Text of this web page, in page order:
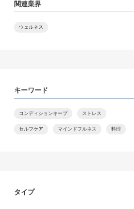
関連業界
ウェルネス
キーワード
コンディションキープ ストレス
セルフケア マインドフルネス 料理
タイプ